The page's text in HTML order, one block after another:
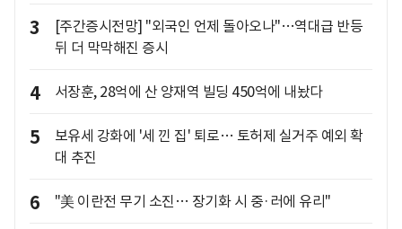
3
[주간증시전망] "외국인 언제 돌아오나"…역대급 반등
뒤 더 막막해진 증시
4 서장훈, 28억에 산 양재역 빌딩 450억에 내놨다
5
보유세 강화에 '세 낀 집' 퇴로… 토허제 실거주 예외 확
대 추진
6 "美 이란전 무기 소진… 장기화 시 중·러에 유리"